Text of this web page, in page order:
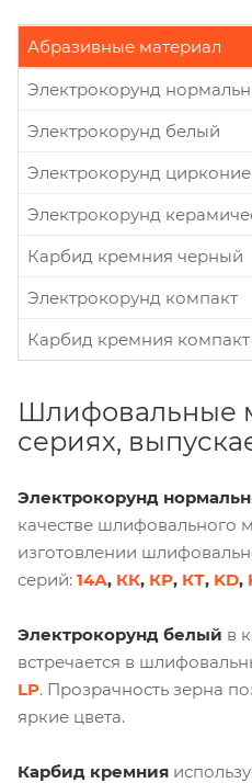
Абразивные материал
Электрокорунд
Электрокорунд белый
Электрокорунд
Электрокорунд
Карбид кремния черный
Электрокорунд компакт
Карбид кремния компакт
Шлифовальные
сериях,
Электрокорунд
качестве шлифовального
изготовлении
серий: 14А, КК, КР, КТ, KD,
Электрокорунд белый в
встречается в
LP. Прозрачность зерна
яркие цвета.
Карбид кремния